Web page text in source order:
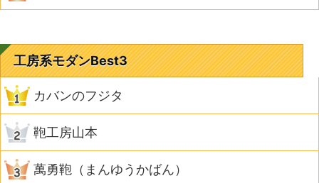
工房系モダンBest3
カバンのフジタ
鞄工房山本
萬勇鞄（まんゆうかばん）